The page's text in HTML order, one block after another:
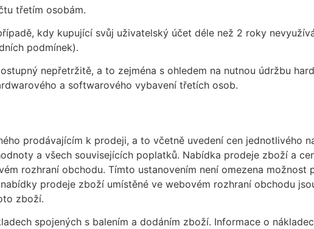
třetím osobám.
kdy kupující svůj uživatelský účet déle než 2 roky
podmínek).
nepřetržitě, a to zejména s ohledem na nutnou údržbu
a softwarového vybavení třetích osob.
prodávajícím k prodeji, a to včetně uvedení cen jednotlivého
a všech souvisejících poplatků. Nabídka prodeje zboží a
rozhraní obchodu. Tímto ustanovením není omezena možnost
prodeje zboží umístěné ve webovém rozhraní obchodu
zboží.
spojených s balením a dodáním zboží. Informace o